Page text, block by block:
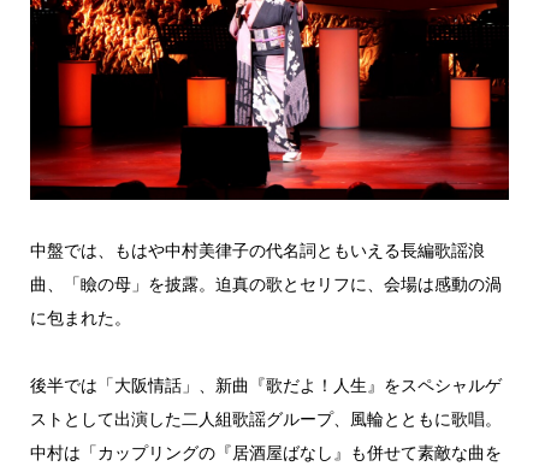
中盤では、もはや中村美律子の代名詞ともいえる長編歌謡浪
曲、「瞼の母」を披露。迫真の歌とセリフに、会場は感動の渦
に包まれた。
後半では「大阪情話」、新曲『歌だよ！人生』をスペシャルゲ
ストとして出演した二人組歌謡グループ、風輪とともに歌唱。
中村は「カップリングの『居酒屋ばなし』も併せて素敵な曲を